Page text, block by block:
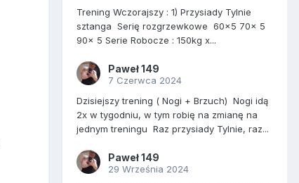
Trening Wczorajszy : 1) Przysiady Tylnie
sztanga Serię rozgrzewkowe 60x5 70x 5
90x 5 Serie Robocze : 150kg x...
Paweł 149
7 Czerwca 2024
Dzisiejszy trening ( Nogi + Brzuch) Nogi idą
2x w tygodniu, w tym robię na zmianę na
jednym treningu Raz przysiady Tylnie, raz...
Paweł 149
29 Września 2024